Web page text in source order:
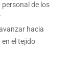
de los
hacia
el tejido